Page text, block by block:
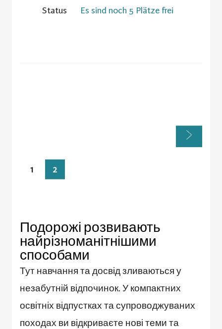
Status Es sind noch 5 Plätze frei
1 2
Подорожі розвивають
найрізноманітнішими
способами
Тут навчання та досвід зливаються у
незабутній відпочинок. У компактних
освітніх відпустках та супроводжуваних
походах ви відкриваєте нові теми та